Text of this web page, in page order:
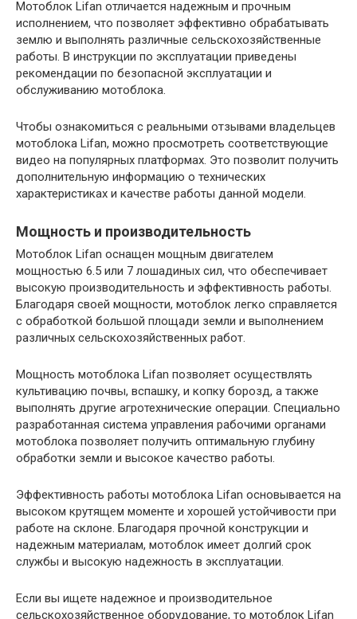
Мотоблок Lifan отличается надежным и прочным
исполнением, что позволяет эффективно обрабатывать
землю и выполнять различные сельскохозяйственные
работы. В инструкции по эксплуатации приведены
рекомендации по безопасной эксплуатации и
обслуживанию мотоблока.
Чтобы ознакомиться с реальными отзывами владельцев
мотоблока Lifan, можно просмотреть соответствующие
видео на популярных платформах. Это позволит получить
дополнительную информацию о технических
характеристиках и качестве работы данной модели.
Мощность и производительность
Мотоблок Lifan оснащен мощным двигателем
мощностью 6.5 или 7 лошадиных сил, что обеспечивает
высокую производительность и эффективность работы.
Благодаря своей мощности, мотоблок легко справляется
с обработкой большой площади земли и выполнением
различных сельскохозяйственных работ.
Мощность мотоблока Lifan позволяет осуществлять
культивацию почвы, вспашку, и копку борозд, а также
выполнять другие агротехнические операции. Специально
разработанная система управления рабочими органами
мотоблока позволяет получить оптимальную глубину
обработки земли и высокое качество работы.
Эффективность работы мотоблока Lifan основывается на
высоком крутящем моменте и хорошей устойчивости при
работе на склоне. Благодаря прочной конструкции и
надежным материалам, мотоблок имеет долгий срок
службы и высокую надежность в эксплуатации.
Если вы ищете надежное и производительное
сельскохозяйственное оборудование, то мотоблок Lifan